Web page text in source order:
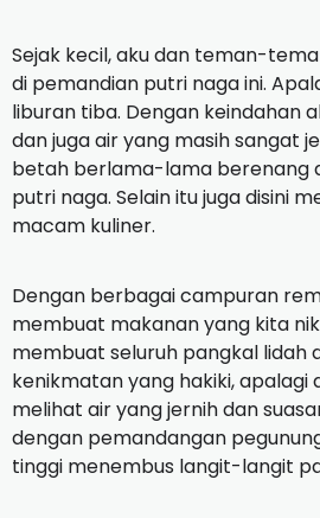
Sejak kecil, aku dan teman-
di pemandian putri naga ini.
liburan tiba. Dengan keindahan
dan juga air yang masih sangat
betah berlama-lama berenang
putri naga. Selain itu juga disini
macam kuliner.
Dengan berbagai campuran
membuat makanan yang kita
membuat seluruh pangkal lidah
kenikmatan yang hakiki, apalagi
melihat air yang jernih dan
dengan pemandangan
tinggi menembus langit-langit